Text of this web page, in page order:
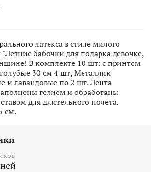
латекса в стиле милого
бабочки для подарка девочке,
В комплекте 10 шт: с принтом
30 см 4 шт, Металлик
и лавандовые по 2 шт. Лента
гелием и обработаны
для длительного полета.
см.